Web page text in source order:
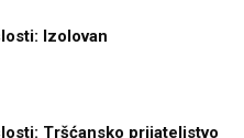
Izolovan
Tršćansko prijateljstvo